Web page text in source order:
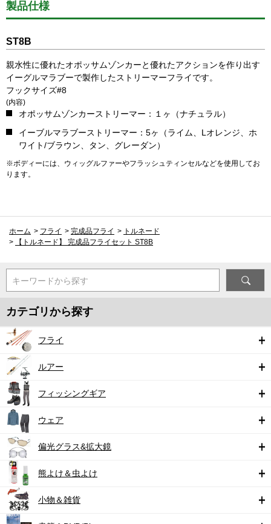
製品仕様
ST8B
親水性に優れたオポッサムゾンカーと優れたアクションを作り出す
イーグルマラブーで製作したストリーマーフライです。
フックサイズ#8
(内容)
オポッサムゾンカーストリーマー：１ヶ（ナチュラル）
イーブルマラブーストリーマー：5ヶ（ライム、Lオレンジ、ホ
ワイト/ブラウン、タン、グレーダン）
※ボディーには、ウィッグルファーやフラッシュティンセルなどを使用してお
ります。
ホーム > フライ > 完成品フライ > トルネード
>
【トルネード】 完成品フライセット ST8B
キーワードから探す
カテゴリから探す
フライ
ルアー
フィッシングギア
ウェア
偏光グラス&拡大鏡
熊よけ＆虫よけ
小物＆雑貨